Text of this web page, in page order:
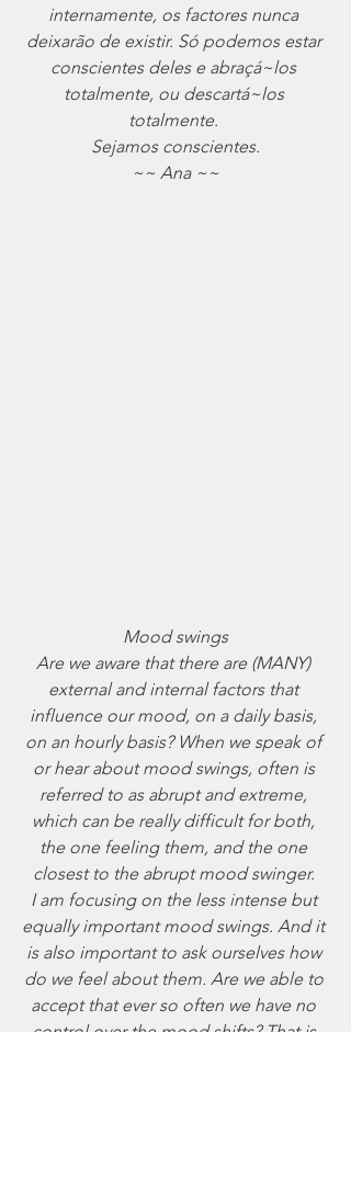
internamente, os factores nunca
deixarão de existir. Só podemos estar
conscientes deles e abraçá~los
totalmente, ou descartá~los
totalmente.
Sejamos conscientes.
~~ Ana ~~
Mood swings
Are we aware that there are (MANY)
external and internal factors that
influence our mood, on a daily basis,
on an hourly basis? When we speak of
or hear about mood swings, often is
referred to as abrupt and extreme,
which can be really difficult for both,
the one feeling them, and the one
closest to the abrupt mood swinger.
I am focusing on the less intense but
equally important mood swings. And it
is also important to ask ourselves how
do we feel about them. Are we able to
accept that ever so often we have no
control over the mood shifts? That is